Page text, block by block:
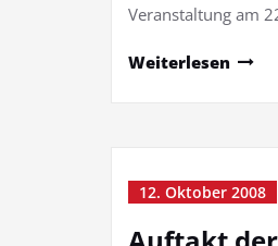
Veranstaltung am
Weiterlesen
12. Oktober 2008